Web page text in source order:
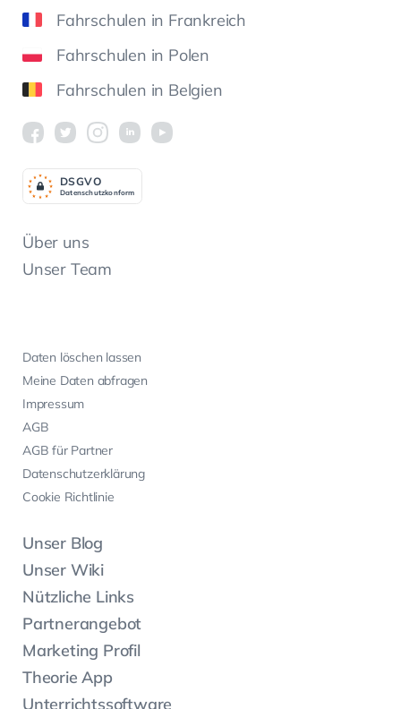
Fahrschulen in Frankreich
Fahrschulen in Polen
Fahrschulen in Belgien
Über uns
Unser Team
Daten löschen lassen
Meine Daten abfragen
Impressum
AGB
AGB für Partner
Datenschutzerklärung
Cookie Richtlinie
Unser Blog
Unser Wiki
Nützliche Links
Partnerangebot
Marketing Profil
Theorie App
Unterrichtssoftware
Datenschutzkonform
DSGVO